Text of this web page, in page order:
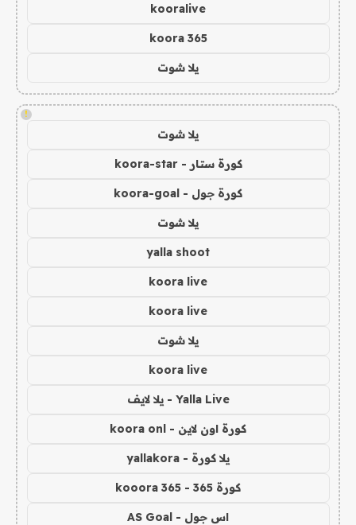
kooralive
koora 365
يلا شوت
!
يلا شوت
كورة ستار - koora-star
كورة جول - koora-goal
يلا شوت
yalla shoot
koora live
koora live
يلا شوت
koora live
Yalla Live - يلا لايف
كورة اون لاين - koora onl
يلا كورة - yallakora
كورة 365 - kooora 365
اس جول - AS Goal